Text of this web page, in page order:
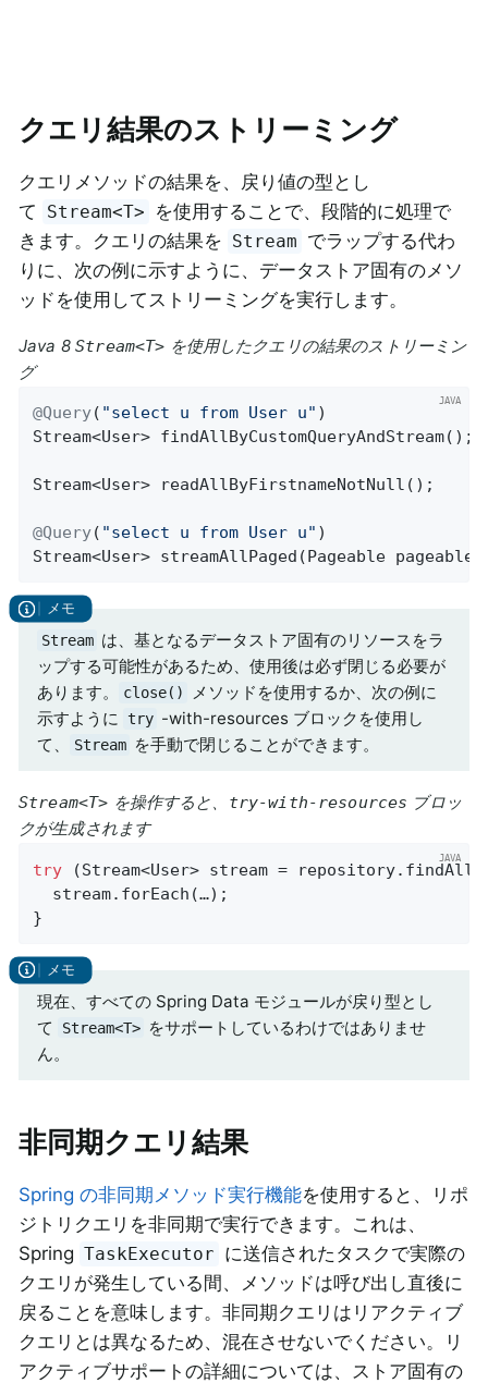
クエリ結果のストリーミング
クエリメソッドの結果を、戻り値の型とし
て
Stream<T>
を使用することで、段階的に処理で
きます。クエリの結果を Stream でラップする代わ
りに、次の例に示すように、データストア固有のメソ
ッドを使用してストリーミングを実行します。
Java 8Stream<T> を使用したクエリの結果のストリーミン
グ
@Query( "select u from User u"
Stream<User> findAllByCustomQueryAndStream() ;
Stream<User> readAllByFirstnameNotNull () ;
@Query( "select u from User u"
Stream<User> streamAllPaged (Pageable pageable)
Stream は、基となるデータストア固有のリソースをラ
ップする可能性があるため、使用後は必ず閉じる必要が
あります。
close()
メソッドを使用するか、次の例に
示すように try -with-resources ブロックを使用し
て、
Stream を手動で閉じることができます。
Stream<T> を操作すると、 try-with-resources ブロッ
クが生成されます
try (Stream<User> stream =
  stream.forEach(…);
}
現在、すべての Spring Data モジュールが戻り型とし
て
Stream<T> をサポートしているわけではありませ
ん。
非同期クエリ結果
Spring の非同期メソッド実行機能を使用すると、リポ
ジトリクエリを非同期で実行できます。これは、
Spring TaskExecutor に送信されたタスクで実際の
クエリが発生している間、メソッドは呼び出し直後に
戻ることを意味します。非同期クエリはリアクティブ
クエリとは異なるため、混在させないでください。リ
アクティブサポートの詳細については、ストア固有の